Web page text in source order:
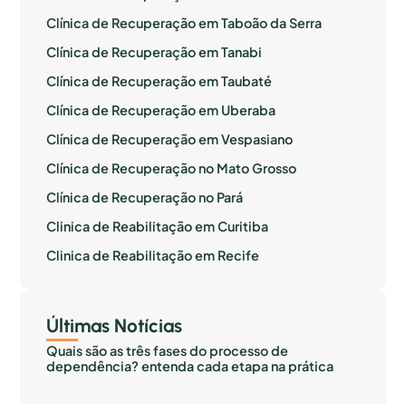
Clínica de Recuperação em Taboão da Serra
Clínica de Recuperação em Tanabi
Clínica de Recuperação em Taubaté
Clínica de Recuperação em Uberaba
Clínica de Recuperação em Vespasiano
Clínica de Recuperação no Mato Grosso
Clínica de Recuperação no Pará
Clinica de Reabilitação em Curitiba
Clinica de Reabilitação em Recife
Últimas Notícias
Quais são as três fases do processo de
dependência? entenda cada etapa na prática